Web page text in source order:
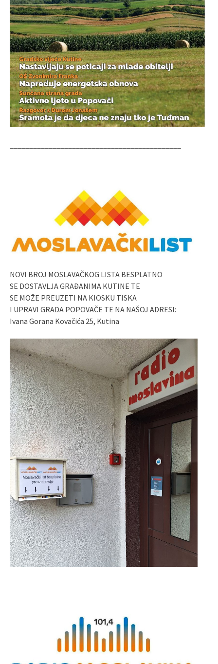
NOVI BROJ MOSLAVAČKOG LISTA BESPLATNO
SE DOSTAVLJA GRAĐANIMA KUTINE TE
SE MOŽE PREUZETI NA KIOSKU TISKA
I UPRAVI GRADA POPOVAČE TE NA NAŠOJ ADRESI:
Ivana Gorana Kovačića 25, Kutina